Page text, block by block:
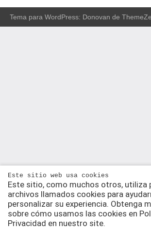
Tema para WordPress: Donovan de
Este sitio web usa cookies
Este sitio, como muchos otros, utiliza
archivos llamados cookies para
personalizar su experiencia. Obtenga
sobre cómo usamos las cookies en
Privacidad en nuestro site.